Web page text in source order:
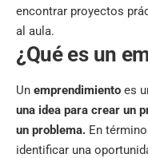
encontrar proyectos
al aula.
¿Qué es un
Un emprendimiento es
una idea para crear un
un problema. En
identificar una